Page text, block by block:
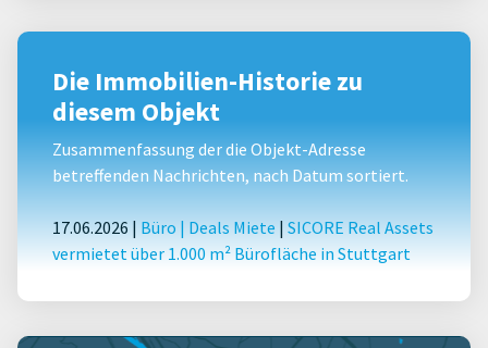
Die Immobilien-Historie zu
diesem Objekt
Zusammenfassung der die Objekt-Adresse
betreffenden Nachrichten, nach Datum sortiert.
17.06.2026 | Büro | Deals Miete | SICORE Real Assets
vermietet über 1.000 m² Bürofläche in Stuttgart